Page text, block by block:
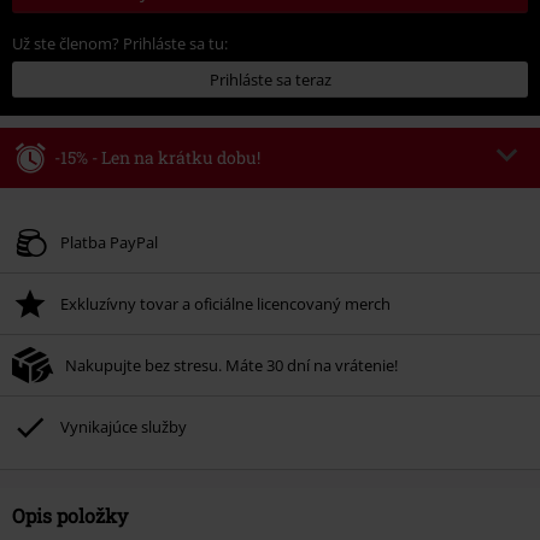
Už ste členom? Prihláste sa tu:
Prihláste sa teraz
-15% - Len na krátku dobu!
Platné do 8/9/26
Po zadaní kódu v košíku, sa zľava uplatní automaticky.
Nemožno kombinovať s inými akciovými kódmi. Zľava sa nevzťahuje na:
knihy, médiá, vstupenky, Rammstein, (Till) Lindemann, Böhse Onkelz,
ktorých kúpou podporíte nadáciu.
Platba PayPal
Exkluzívny tovar a oficiálne licencovaný merch
Nakupujte bez stresu. Máte 30 dní na vrátenie!
Vynikajúce služby
Opis položky